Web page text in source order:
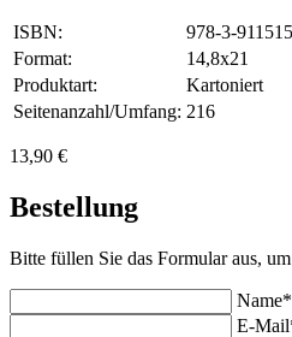
ISBN:
978-3-
Format:
14,8x21
Produktart:
Kartoniert
Seitenanzahl/Umfang: 216
13,90 €
Bestellung
Bitte füllen Sie das Formular aus,
Name*
E-